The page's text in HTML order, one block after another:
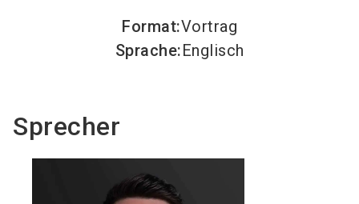
Format:Vortrag
Sprache:Englisch
Sprecher